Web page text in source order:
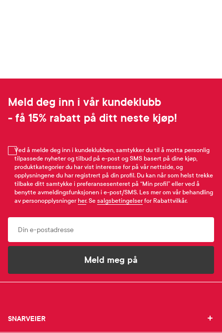
Meld deg inn i vår kundeklubb
- få 15% rabatt på ditt neste kjøp!
Ved å melde deg inn i kundeklubben, samtykker du til å motta personlig
tilpassede nyheter og tilbud på e-post og SMS basert på dine kjøp,
produktkategorier du har vist interesse for på vår nettside, og
opplysningene du har registrert på din profil. Du kan når som helst trekke
tilbake ditt samtykke i preferansesenteret på “Min profil” eller ved å
benytte avmeldingsfunksjonen i e-post/SMS. Les mer om vår behandling
av personopplysninger her. Se salgsbetingelser for Rabattvilkår.
Meld meg på
SNARVEIER
SNARVEIER